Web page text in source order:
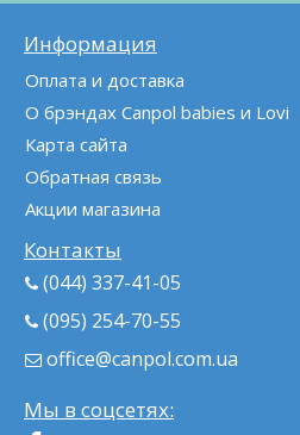
Информация
Оплата и доставка
О брэндах Canpol babies и Lovi
Карта сайта
Обратная связь
Акции магазина
Контакты
(044) 337-41-05
(095) 254-70-55
office@canpol.com.ua
Мы в соцсетях: